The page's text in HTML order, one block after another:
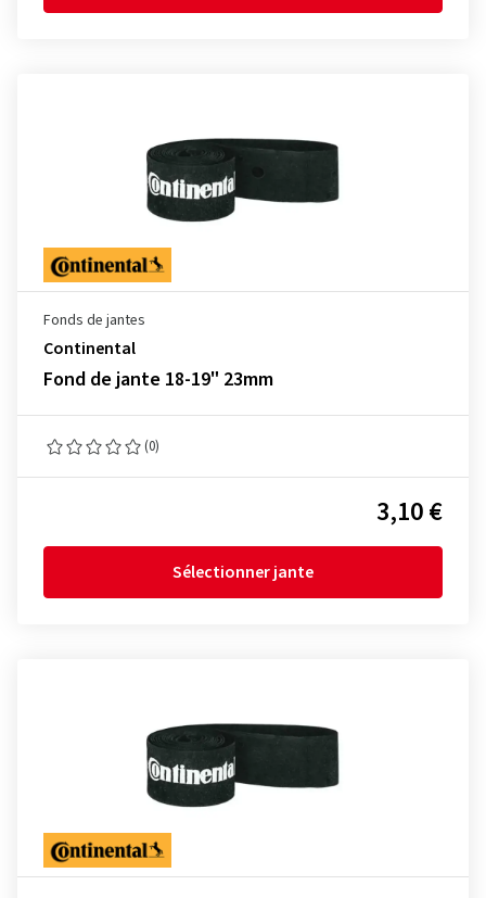
Fonds de jantes
Continental
Fond de jante 18-19" 23mm
(0)
3,10 €
Sélectionner jante